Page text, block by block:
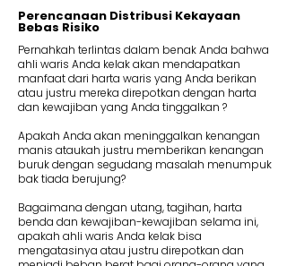
Perencanaan Distribusi Kekayaan
Bebas Risiko
Pernahkah terlintas dalam benak Anda bahwa
ahli waris Anda kelak akan mendapatkan
manfaat dari harta waris yang Anda berikan
atau justru mereka direpotkan dengan harta
dan kewajiban yang Anda tinggalkan ?
Apakah Anda akan meninggalkan kenangan
manis ataukah justru memberikan kenangan
buruk dengan segudang masalah menumpuk
bak tiada berujung?
Bagaimana dengan utang, tagihan, harta
benda dan kewajiban-kewajiban selama ini,
apakah ahli waris Anda kelak bisa
mengatasinya atau justru direpotkan dan